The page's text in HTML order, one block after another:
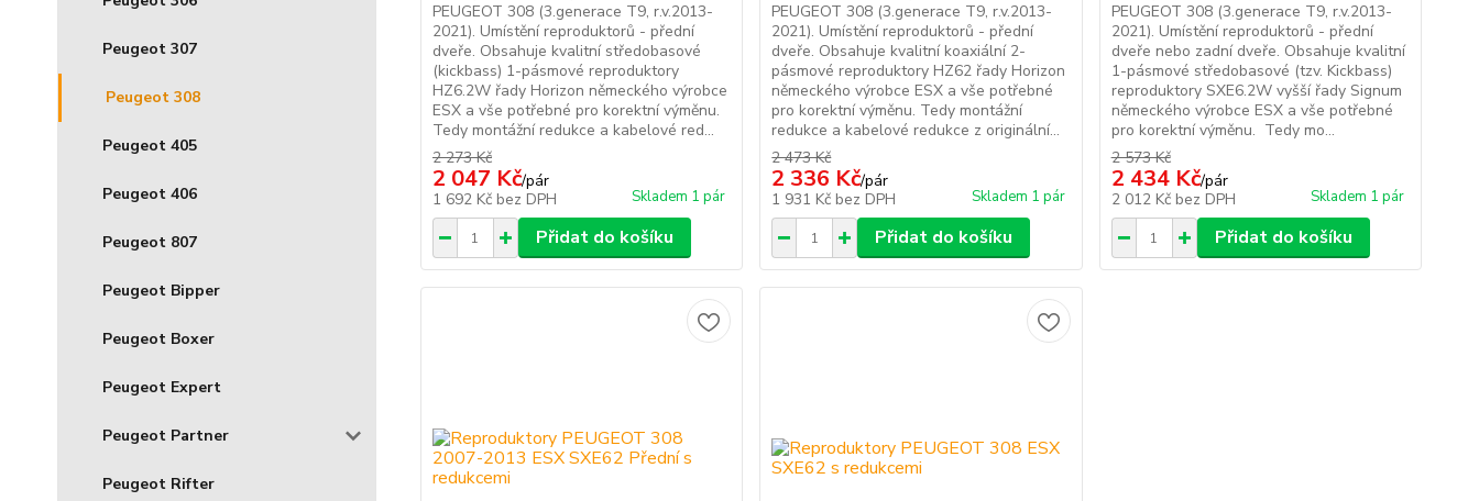
Peugeot 307
Peugeot 308
Peugeot 405
Peugeot 406
Peugeot 807
Peugeot Bipper
Peugeot Boxer
Peugeot Expert
Peugeot Partner
Peugeot Rifter
PEUGEOT 308 (3.generace T9, r.v.2013-
2021). Umístění reproduktorů - přední
dveře. Obsahuje kvalitní středobasové
(kickbass) 1-pásmové reproduktory
HZ6.2W řady Horizon německého výrobce
ESX a vše potřebné pro korektní výměnu.
Tedy montážní redukce a kabelové red...
2 273 Kč
2 047 Kč/pár
1 692 Kč bez DPH Skladem 1 pár
Přidat do košíku
PEUGEOT 308 (3.generace T9, r.v.2013-
2021). Umístění reproduktorů - přední
dveře. Obsahuje kvalitní koaxiální 2-
pásmové reproduktory HZ62 řady Horizon
německého výrobce ESX a vše potřebné
pro korektní výměnu. Tedy montážní
redukce a kabelové redukce z originální...
2 473 Kč
2 336 Kč/pár
1 931 Kč bez DPH Skladem 1 pár
Přidat do košíku
PEUGEOT 308 (3.generace T9, r.v.2013-
2021). Umístění reproduktorů - přední
dveře nebo zadní dveře. Obsahuje kvalitní
1-pásmové středobasové (tzv. Kickbass)
reproduktory SXE6.2W vyšší řady Signum
německého výrobce ESX a vše potřebné
pro korektní výměnu. Tedy mo...
2 573 Kč
2 434 Kč/pár
2 012 Kč bez DPH Skladem 1 pár
Přidat do košíku